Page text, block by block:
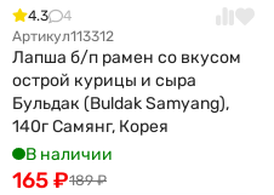
4.3
4
Артикул113312
Лапша б/п рамен со вкусом
острой курицы и сыра
Бульдак (Buldak Samyang),
140г Самянг, Корея
В наличии
189 ₽
165₽